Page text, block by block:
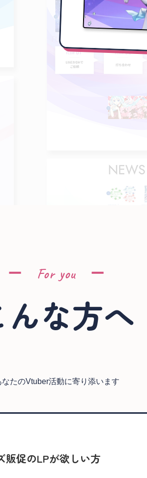
ー For you ー
んな方へ
なたのVtuber活動に寄り添います
販促のLPが欲しい方